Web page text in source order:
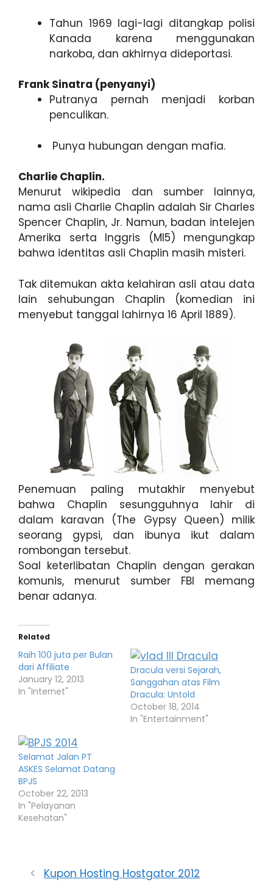
Tahun 1969 lagi-lagi ditangkap polisi
Kanada karena menggunakan
narkoba, dan akhirnya dideportasi.
Frank Sinatra (penyanyi)
Putranya pernah menjadi korban
penculikan.
Punya hubungan dengan mafia.
Charlie Chaplin.
Menurut wikipedia dan sumber lainnya,
nama asli Charlie Chaplin adalah Sir Charles
Spencer Chaplin, Jr. Namun, badan intelejen
Amerika serta Inggris (MI5) mengungkap
bahwa identitas asli Chaplin masih misteri.
Tak ditemukan akta kelahiran asli atau data
lain sehubungan Chaplin (komedian ini
menyebut tanggal lahirnya 16 April 1889).
Penemuan paling mutakhir menyebut
bahwa Chaplin sesungguhnya lahir di
dalam karavan (The Gypsy Queen) milik
seorang gypsi, dan ibunya ikut dalam
rombongan tersebut.
Soal keterlibatan Chaplin dengan gerakan
komunis, menurut sumber FBI memang
benar adanya.
Related
Raih 100 juta per Bulan
dari Affiliate
January 12, 2013
In "Internet"
Dracula versi Sejarah,
Sanggahan atas Film
Dracula: Untold
October 18, 2014
In "Entertainment"
Selamat Jalan PT
ASKES Selamat Datang
BPJS
October 22, 2013
In "Pelayanan
Kesehatan"
Kupon Hosting Hostgator 2012